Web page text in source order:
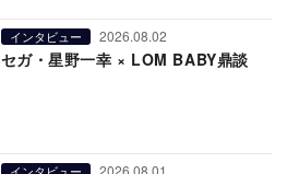
インタビュー 2026.08.02
セガ・星野一幸 × LOM BABY鼎談
インタビュー 2026.08.01